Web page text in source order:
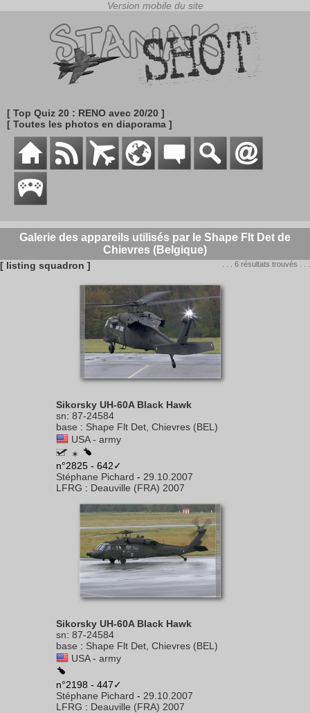
[ Top Quiz 20 : RENO avec 20/20 ]
[ Toutes les photos en diaporama ]
Galerie des appareils utilisés par le Shape Flt Det de
Chievres (Belgique)
[ listing squadron ] . . . 6 résultats trouvés . . .
Sikorsky UH-60A Black Hawk
sn: 87-24584
base : Shape Flt Det, Chievres (BEL)
USA - army
✶
n°2825 - 642✓
Stéphane Pichard - 29.10.2007
LFRG : Deauville (FRA) 2007
Sikorsky UH-60A Black Hawk
sn: 87-24584
base : Shape Flt Det, Chievres (BEL)
USA - army
n°2198 - 447✓
Stéphane Pichard - 29.10.2007
LFRG : Deauville (FRA) 2007